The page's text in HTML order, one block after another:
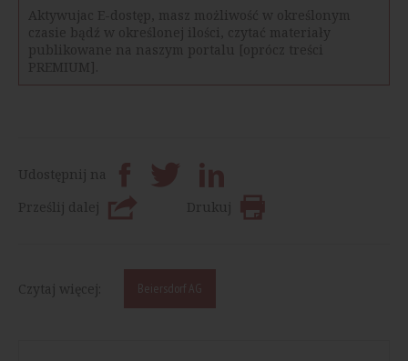
Aktywujac E-dostęp, masz możliwość w określonym
czasie bądź w określonej ilości, czytać materiały
publikowane na naszym portalu [oprócz treści
PREMIUM].
Udostępnij na
Prześlij dalej
Drukuj
Czytaj więcej: Beiersdorf AG